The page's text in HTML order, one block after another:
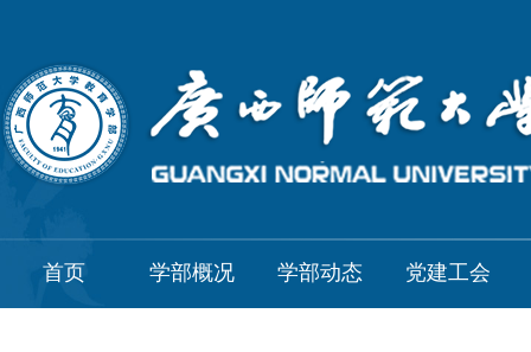
首页 学部概况 学部动态 党建工会